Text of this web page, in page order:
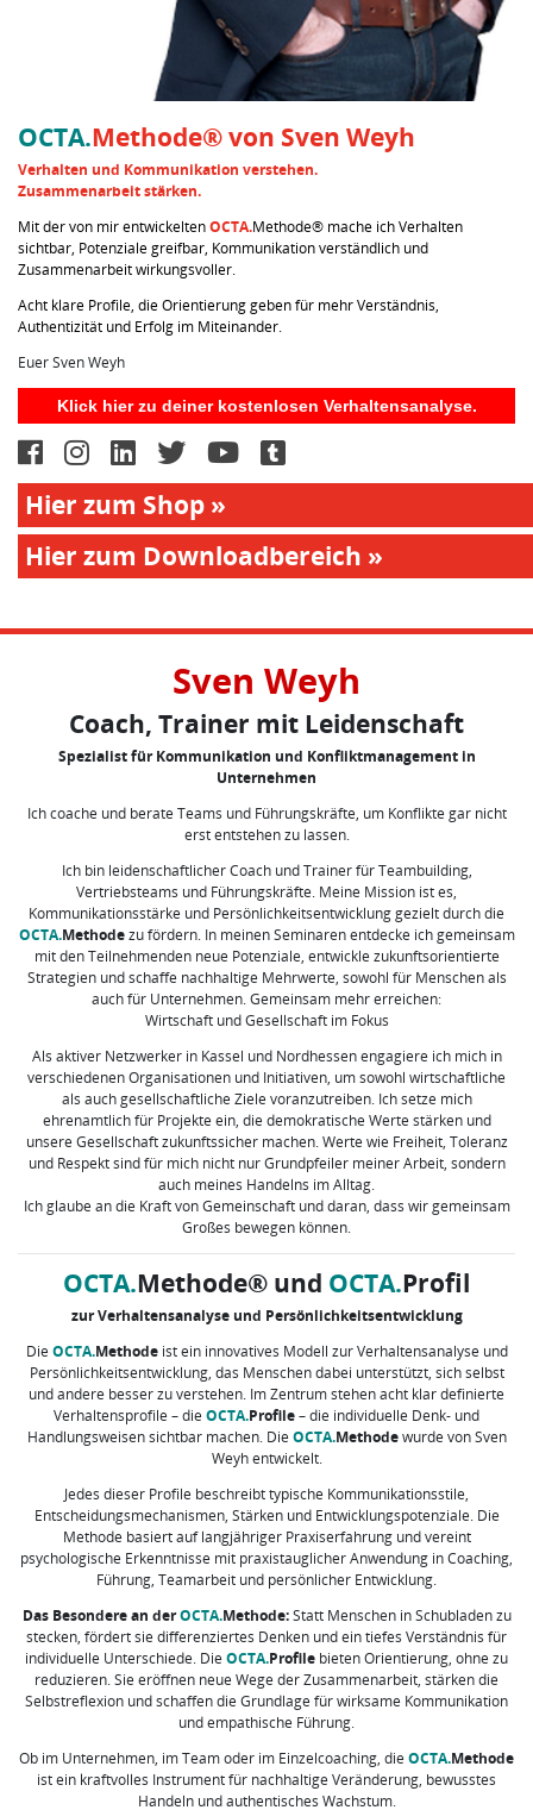
OCTA.Methode® von Sven Weyh
Verhalten und Kommunikation verstehen.
Zusammenarbeit stärken.
Mit der von mir entwickeltenOCTA.Methode® mache ich Verhalten
sichtbar, Potenziale greifbar, Kommunikation verständlich und
Zusammenarbeit wirkungsvoller.
Acht klare Profile, die Orientierung geben für mehr Verständnis,
Authentizität und Erfolg im Miteinander.
Euer Sven Weyh
Klick hier zu deiner kostenlosen Verhaltensanalyse.
Hier zum Shop »
Hier zum Downloadbereich »
Sven Weyh
Coach, Trainer mit Leidenschaft
Spezialist für Kommunikation und Konfliktmanagement in
Unternehmen
Ich coache und berate Teams und Führungskräfte, um Konflikte gar nicht
erst entstehen zu lassen.
Ich bin leidenschaftlicher Coach und Trainer für Teambuilding,
Vertriebsteams und Führungskräfte. Meine Mission ist es,
Kommunikationsstärke und Persönlichkeitsentwicklung gezielt durch die
OCTA.Methodezu fördern. In meinen Seminaren entdecke ich gemeinsam
mit den Teilnehmenden neue Potenziale, entwickle zukunftsorientierte
Strategien und schaffe nachhaltige Mehrwerte, sowohl für Menschen als
auch für Unternehmen. Gemeinsam mehr erreichen:
Wirtschaft und Gesellschaft im Fokus
Als aktiver Netzwerker in Kassel und Nordhessen engagiere ich mich in
verschiedenen Organisationen und Initiativen, um sowohl wirtschaftliche
als auch gesellschaftliche Ziele voranzutreiben. Ich setze mich
ehrenamtlich für Projekte ein, die demokratische Werte stärken und
unsere Gesellschaft zukunftssicher machen. Werte wie Freiheit, Toleranz
und Respekt sind für mich nicht nur Grundpfeiler meiner Arbeit, sondern
auch meines Handelns im Alltag.
Ich glaube an die Kraft von Gemeinschaft und daran, dass wir gemeinsam
Großes bewegen können.
OCTA.Methode® und OCTA.Profil
zur Verhaltensanalyse und Persönlichkeitsentwicklung
Die OCTA.Methodeist ein innovatives Modell zur Verhaltensanalyse und
Persönlichkeitsentwicklung, das Menschen dabei unterstützt, sich selbst
und andere besser zu verstehen. Im Zentrum stehen acht klar definierte
Verhaltensprofile – die OCTA.Profile– die individuelle Denk- und
Handlungsweisen sichtbar machen. Die OCTA.Methodewurde von Sven
Weyh entwickelt.
Jedes dieser Profile beschreibt typische Kommunikationsstile,
Entscheidungsmechanismen, Stärken und Entwicklungspotenziale. Die
Methode basiert auf langjähriger Praxiserfahrung und vereint
psychologische Erkenntnisse mit praxistauglicher Anwendung in Coaching,
Führung, Teamarbeit und persönlicher Entwicklung.
Das Besondere an derOCTA.Methode:Statt Menschen in Schubladen zu
stecken, fördert sie differenziertes Denken und ein tiefes Verständnis für
individuelle Unterschiede. Die OCTA.Profile bieten Orientierung, ohne zu
reduzieren. Sie eröffnen neue Wege der Zusammenarbeit, stärken die
Selbstreflexion und schaffen die Grundlage für wirksame Kommunikation
und empathische Führung.
Ob im Unternehmen, im Team oder im Einzelcoaching, die OCTA.Methode
ist ein kraftvolles Instrument für nachhaltige Veränderung, bewusstes
Handeln und authentisches Wachstum.